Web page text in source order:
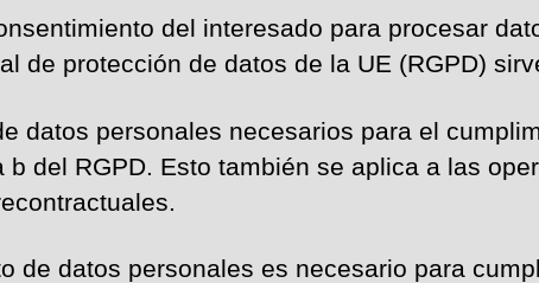
del interesado para procesar
de protección de datos de la UE (RGPD)
datos personales necesarios para el
b del RGPD. Esto también se aplica a las
de datos personales es necesario para